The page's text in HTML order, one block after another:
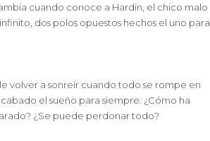
cuando conoce a Hardin, el chico malo
dos polos opuestos hechos el uno para
volver a sonreír cuando todo se rompe en
el sueño para siempre. ¿Cómo ha
¿Se puede perdonar todo?